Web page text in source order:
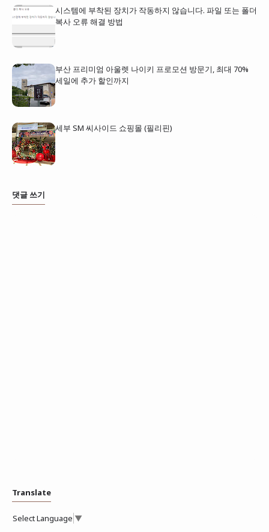
시스템에 부착된 장치가 작동하지 않습니다. 파일 또는 폴더
복사 오류 해결 방법
부산 프리미엄 아울렛 나이키 프로모션 방문기, 최대 70%
세일에 추가 할인까지
세부 SM 씨사이드 쇼핑몰 (필리핀)
댓글 쓰기
Translate
Select Language ▼